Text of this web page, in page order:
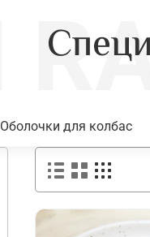
Оболочки для колбас